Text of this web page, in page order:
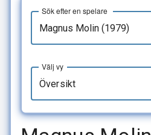
Sök efter en spelare
Översikt
Välj vy